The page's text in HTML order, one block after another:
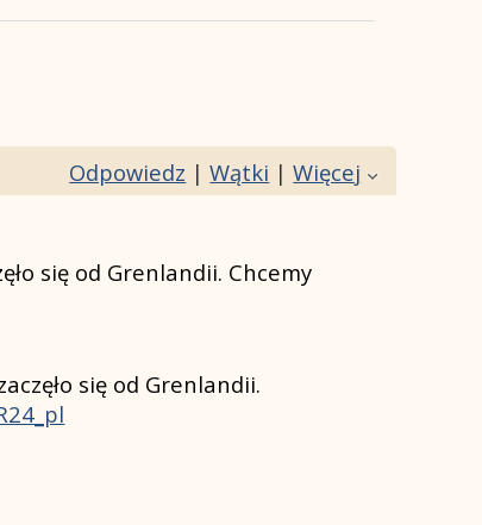
Odpowiedz |Wątki |Więcej
się od Grenlandii. Chcemy
się od Grenlandii.